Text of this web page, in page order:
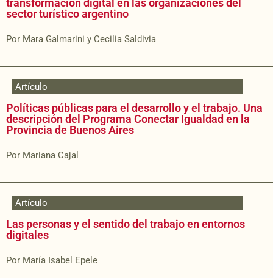
sector turístico argentino
Por Mara Galmarini y Cecilia Saldivia
Artículo
Políticas públicas para el desarrollo y el trabajo. Una
descripción del Programa Conectar Igualdad en la
Provincia de Buenos Aires
Por Mariana Cajal
Artículo
Las personas y el sentido del trabajo en entornos
digitales
Por María Isabel Epele